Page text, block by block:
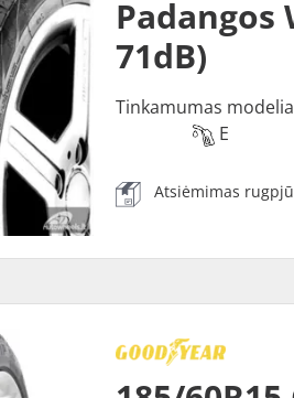
Padangos
71dB)
Tinkamumas
E
Atsiėmimas